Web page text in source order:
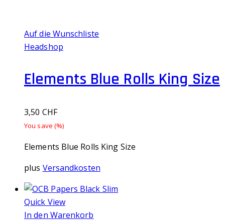
Auf die Wunschliste
Headshop
Elements Blue Rolls King Size
3,50 CHF
You save (%)
Elements Blue Rolls King Size
plus Versandkosten
Quick View
In den Warenkorb